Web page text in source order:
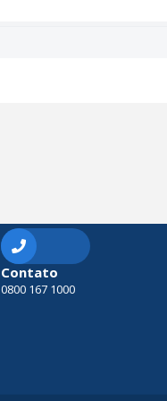
Contato
0800 167 1000